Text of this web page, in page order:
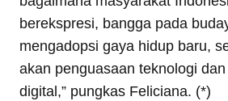
berekspresi, bangga pada
mengadopsi gaya hidup baru,
akan penguasaan teknologi
digital,” pungkas Feliciana. (*)